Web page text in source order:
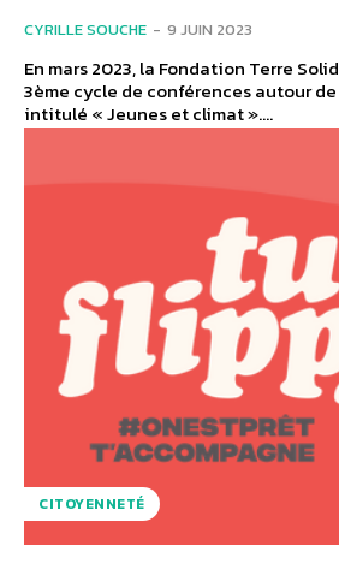
CYRILLE SOUCHE - 9 JUIN 2023
En mars 2023, la Fondation Terre
3ème cycle de conférences autour
intitulé « Jeunes et climat »....
CITOYENNETÉ